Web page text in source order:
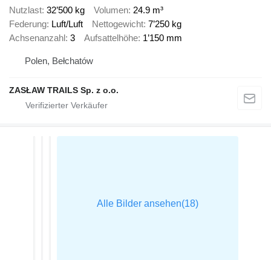
Nutzlast 32’500 kg Volumen 24.9 m³
Federung Luft/Luft Nettogewicht 7’250 kg
Achsenanzahl 3 Aufsattelhöhe 1’150 mm
Polen, Bełchatów
ZASŁAW TRAILS Sp. z o.o.